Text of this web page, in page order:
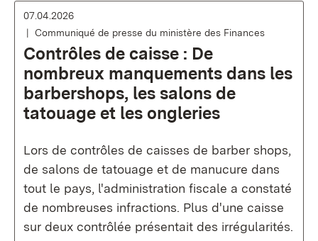
07.04.2026
Communiqué de presse du ministère des Finances
Contrôles de caisse : De
nombreux manquements dans les
barbershops, les salons de
tatouage et les ongleries
Lors de contrôles de caisses de barber shops,
de salons de tatouage et de manucure dans
tout le pays, l'administration fiscale a constaté
de nombreuses infractions. Plus d'une caisse
sur deux contrôlée présentait des irrégularités.